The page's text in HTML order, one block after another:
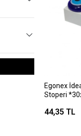
Egonex
Stoperi
44,35 TL